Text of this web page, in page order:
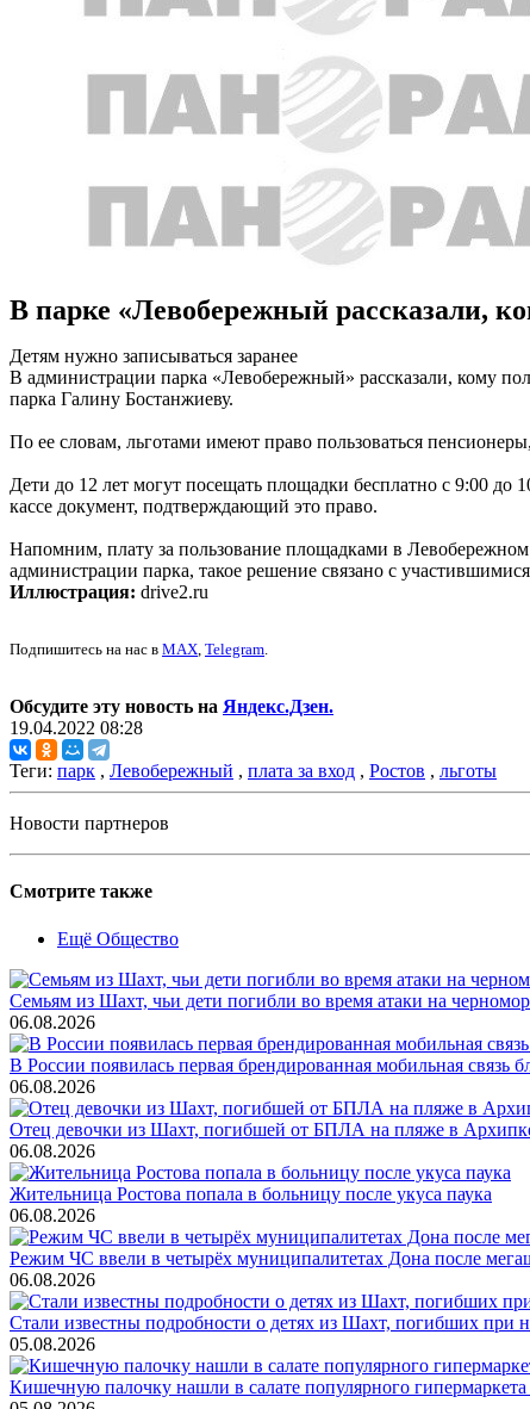
В парке «Левобережный рассказали,
Детям нужно записываться заранее
В администрации парка «Левобережный» рассказали, кому
парка Галину Бостанжиеву.
По ее словам, льготами имеют право пользоваться
Дети до 12 лет могут посещать площадки бесплатно с 9:00 до
кассе документ, подтверждающий это право.
Напомним, плату за пользование площадками в
администрации парка, такое решение связано с
Иллюстрация: drive2.ru
Подпишитесь на нас в MAX, Telegram.
Обсудите эту новость на Яндекс.Дзен.
19.04.2022 08:28
Теги: парк , Левобережный , плата за вход , Ростов , льготы
Новости партнеров
Смотрите также
Ещё Общество
Семьям из Шахт, чьи дети погибли во время атаки на
06.08.2026
В России появилась первая брендированная мобильная связь
06.08.2026
Отец девочки из Шахт, погибшей от БПЛА на пляже в
06.08.2026
Жительница Ростова попала в больницу после укуса паука
06.08.2026
Режим ЧС ввели в четырёх муниципалитетах Дона после
06.08.2026
Стали известны подробности о детях из Шахт, погибших
05.08.2026
Кишечную палочку нашли в салате популярного гипермаркета